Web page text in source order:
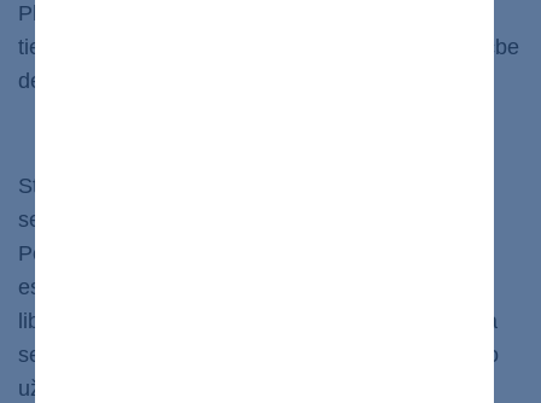
Plávanie v studenej vode aktivuje endorfíny. Je to
tiež forma cvičenia a cvičenie sa osvedčilo pri liečbe
depresie.
Studená voda sa skôr považuje za tlmiča
sexuálnych túžob. Faktom je, že zvyšuje libido!
Ponor do studenej vody zvyšuje produkciu
estrogénu a testosterónu, čím zvyšuje plodnosť a
libido. Medzi výhody zvýšeného libida patrí väčšia
sebadôvera, vyššia sebaúcta a lepšia nálada. A to
už za to stojí.